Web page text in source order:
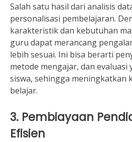
Salah satu hasil dari analisis
personalisasi pembelajaran.
karakteristik dan kebutuhan
guru dapat merancang
lebih sesuai. Ini bisa berarti
metode mengajar, dan evaluasi
siswa, sehingga meningkatkan
belajar.
3. Pembiayaan
Efisien